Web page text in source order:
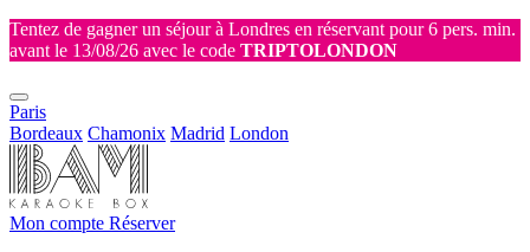
Tentez de gagner un séjour à Londres en réservant pour 6 pers. min.
avant le 13/08/26 avec le code TRIPTOLONDON
Paris
Bordeaux Chamonix Madrid London
Mon compte Réserver